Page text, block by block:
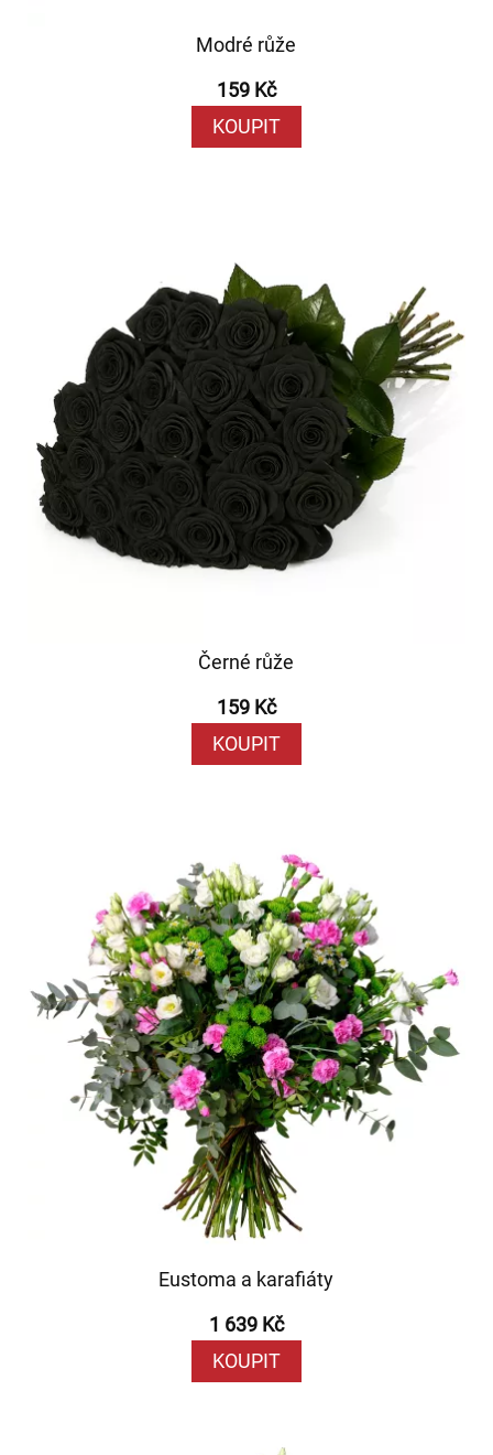
Modré růže
159 Kč
KOUPIT
Černé růže
159 Kč
KOUPIT
Eustoma a karafiáty
1 639 Kč
KOUPIT